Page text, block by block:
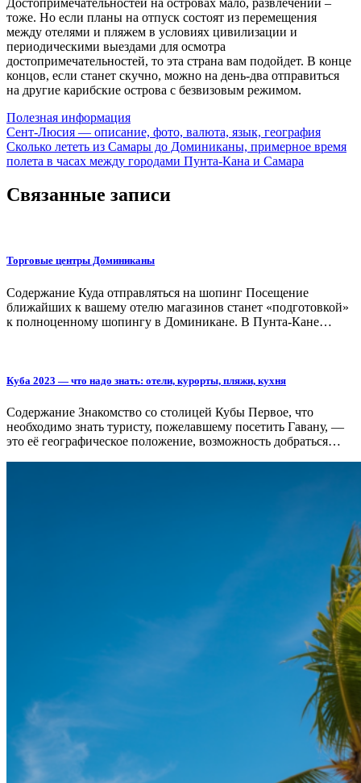
тоже. Но если планы на отпуск состоят из перемещения
между отелями и пляжем в условиях цивилизации и
периодическими выездами для осмотра
достопримечательностей, то эта страна вам подойдет. В конце
концов, если станет скучно, можно на день-два отправиться
на другие карибские острова с безвизовым режимом.
Полезная информация
Навигация
по
Сент-Люсия ― описание, фото, валюта, язык, география
Сколько лететь из Самары до Доминиканы, примерное время
полета в часах между городами Пунта-Кана и Самара
Связанные записи
Торговые центры Доминиканы
Содержание Куда отправляться на шопинг Посещение
ближайших к вашему отелю магазинов станет «подготовкой»
к полноценному шопингу в Доминикане. В Пунта-Кане…
Куба 2023 — что надо знать: отели, курорты, пляжи, кухня
Содержание Знакомство со столицей Кубы Первое, что
необходимо знать туристу, пожелавшему посетить Гавану, —
это её географическое положение, возможность добраться…